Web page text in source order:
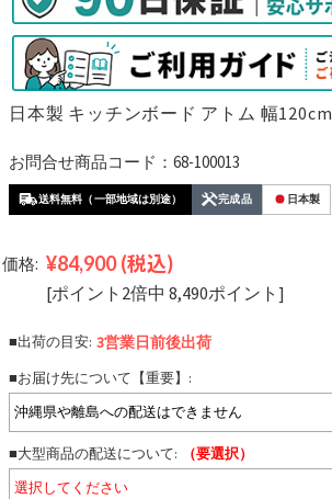
日本製 キッチンボード アトム 幅120cm
お問合せ商品コード：68-100013
送料無料（一部地域は別途） 完成品 日本製
価格: ¥84,900 (税込)
[ポイント2倍中 8,490ポイント]
■出荷の目安: 3営業日前後出荷
■お届け先について【重要】:
■大型商品の配送について: （要選択）